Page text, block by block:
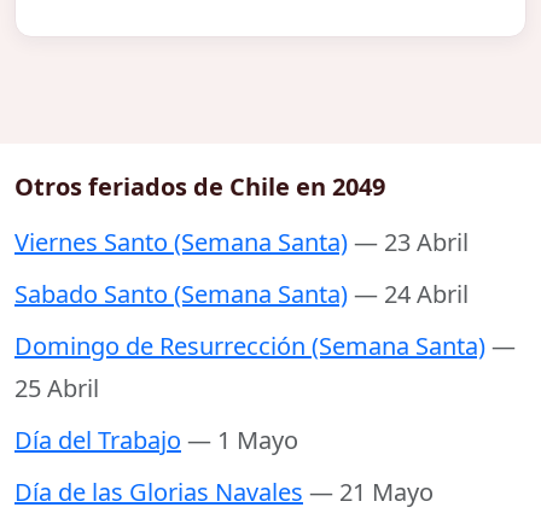
Otros feriados de Chile en 2049
Viernes Santo (Semana Santa)— 23 Abril
Sabado Santo (Semana Santa)— 24 Abril
Domingo de Resurrección (Semana Santa)—
25 Abril
Día del Trabajo — 1 Mayo
Día de las Glorias Navales — 21 Mayo